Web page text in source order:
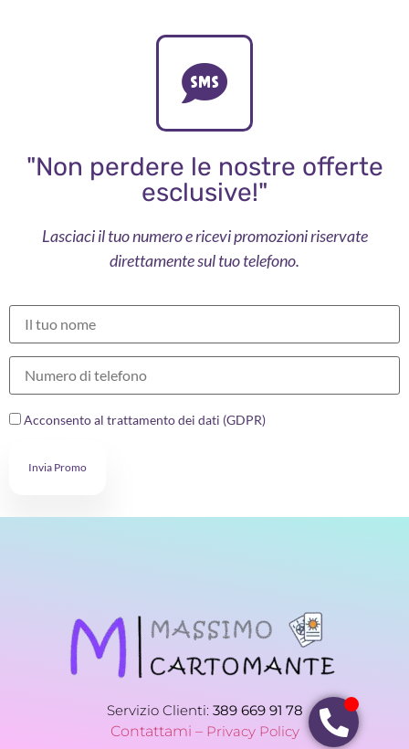
"Non perdere le nostre offerte
esclusive!"
Lasciaci il tuo numero e ricevi promozioni riservate
direttamente sul tuo telefono.
Acconsento al trattamento dei dati (GDPR)
Invia Promo
Servizio Clienti: 389 669 91 78
Contattami – Privacy Policy